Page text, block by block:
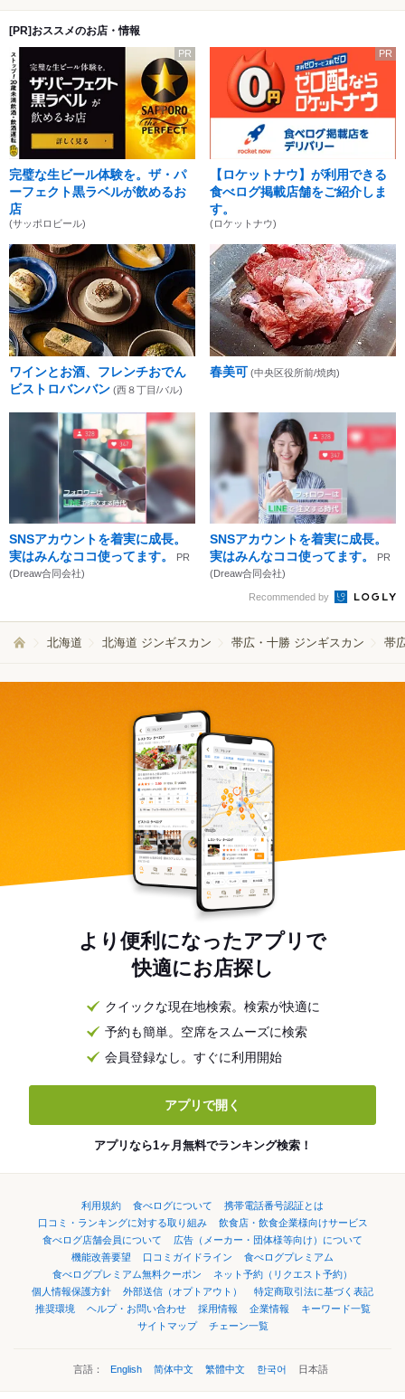
[PR]おススメのお店・情報
PR
完璧な生ビール体験を。ザ・パ
ーフェクト黒ラベルが飲めるお
店
(サッポロビール)
PR
【ロケットナウ】が利用できる
食べログ掲載店舗をご紹介しま
す。
(ロケットナウ)
ワインとお酒、フレンチおでん
ビストロバンバン (西８丁目/バル)
春美可 (中央区役所前/焼肉)
SNSアカウントを着実に成長。
実はみんなココ使ってます。
PR
(Dreaw合同会社)
SNSアカウントを着実に成長。
実はみんなココ使ってます。
PR
(Dreaw合同会社)
Recommended by
北海道 北海道 ジンギスカン 帯広・十勝 ジンギスカン 帯
より便利になったアプリで
快適にお店探し
クイックな現在地検索。検索が快適に
予約も簡単。空席をスムーズに検索
会員登録なし。すぐに利用開始
アプリで開く
アプリなら1ヶ月無料でランキング検索！
利用規約 食べログについて
携帯電話番号認証とは
口コミ・ランキングに対する取り組み
飲食店・飲食企業様向けサービス
食べログ店舗会員について
広告（メーカー・団体様等向け）について
機能改善要望
口コミガイドライン
食べログプレミアム
食べログプレミアム無料クーポン
ネット予約（リクエスト予約）
個人情報保護方針
外部送信（オプトアウト）
特定商取引法に基づく表記
推奨環境
ヘルプ・お問い合わせ 採用情報 企業情報
キーワード一覧
サイトマップ
チェーン一覧
言語： English 简体中文 繁體中文 한국어 日本語